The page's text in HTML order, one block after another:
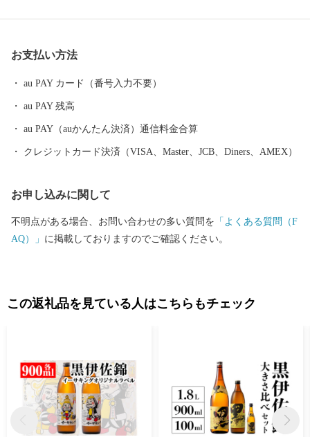
お支払い方法
au PAY カード（番号入力不要）
au PAY 残高
au PAY（auかんたん決済）通信料金合算
クレジットカード決済（VISA、Master、JCB、Diners、AMEX）
お申し込みに関して
不明点がある場合、お問い合わせの多い質問を 「よくある質問（F
AQ）」 に掲載しておりますのでご確認ください。
この返礼品を見ている人はこちらもチェック